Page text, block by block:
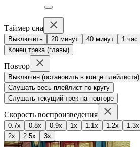
Таймер сна
Выключить 20 минут 40 минут 1 час
Конец трека (главы)
Повтор
Выключен (остановить в конце плейлиста)
Слушать весь плейлист по кругу
Слушать текущий трек на повторе
Скорость воспроизведения
0.7x 0.8x 0.9x 1x 1.1x 1.2x 1.3x
2x
2.5x 3x